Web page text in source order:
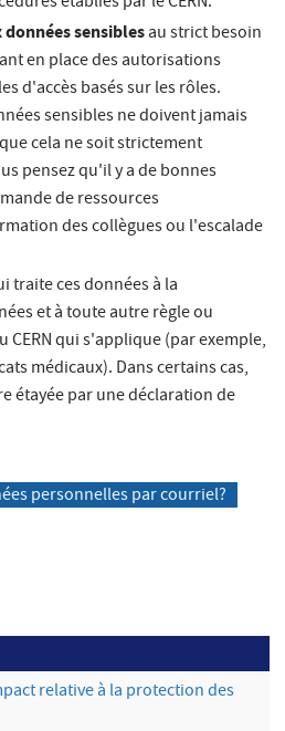
sensiblesau strict besoin
en place des autorisations
d'accès basés sur les rôles.
sensibles ne doivent jamais
cela ne soit strictement
pensez qu'il y a de bonnes
de ressources
des collègues ou l'escalade
traite ces données à la
et à toute autre règle ou
qui s'applique (par exemple,
médicaux). Dans certains cas,
étayée par une déclaration de
personnelles par courriel?
relative à la protection des